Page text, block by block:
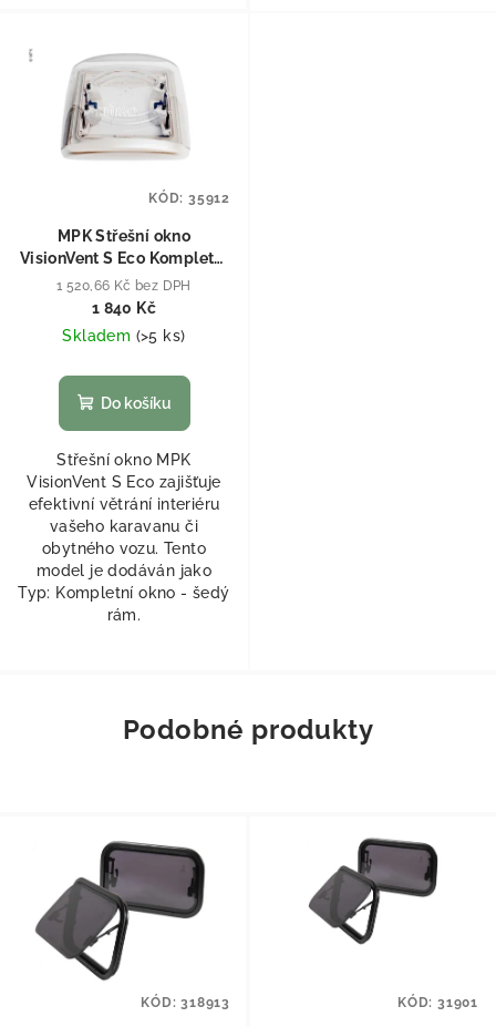
MPK Střešní okno
VisionVent S Eco Kompletní
okno - šedý rám
1 520,66 Kč bez DPH
1 840 Kč
Skladem (>5 ks)
Do košíku
Střešní okno MPK
VisionVent S Eco zajišťuje
efektivní větrání interiéru
vašeho karavanu či
obytného vozu. Tento
model je dodáván jako
Typ: Kompletní okno - šedý
rám.
KÓD: 35912
Podobné produkty
KÓD:318913 KÓD: 31901